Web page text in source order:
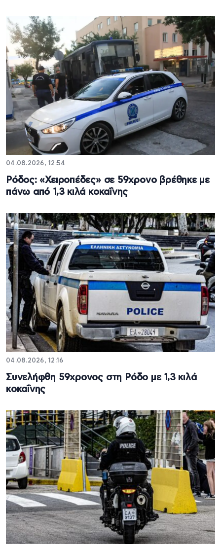
04.08.2026, 12:54
Ρόδος: «Χειροπέδες» σε 59χρονο βρέθηκε με
πάνω από 1,3 κιλά κοκαΐνης
04.08.2026, 12:16
Συνελήφθη 59χρονος στη Ρόδο με 1,3 κιλά
κοκαΐνης